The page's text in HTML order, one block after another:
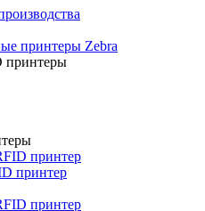
принтеры Zebra
принтеры
принтер